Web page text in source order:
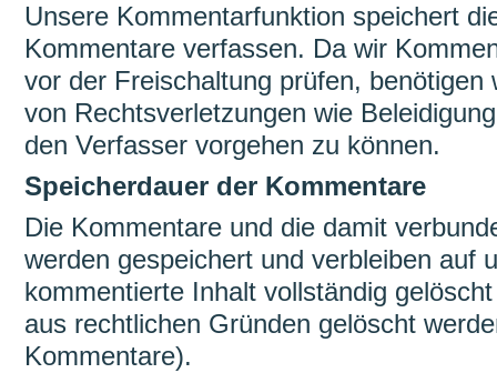
Unsere Kommentarfunktion speichert
Kommentare verfassen. Da wir
vor der Freischaltung prüfen,
von Rechtsverletzungen wie
den Verfasser vorgehen zu können.
Speicherdauer der Kommentare
Die Kommentare und die damit
werden gespeichert und verbleiben auf
kommentierte Inhalt vollständig
aus rechtlichen Gründen gelöscht
Kommentare).